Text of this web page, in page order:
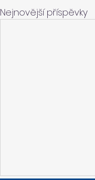
Nejnovější příspěvky